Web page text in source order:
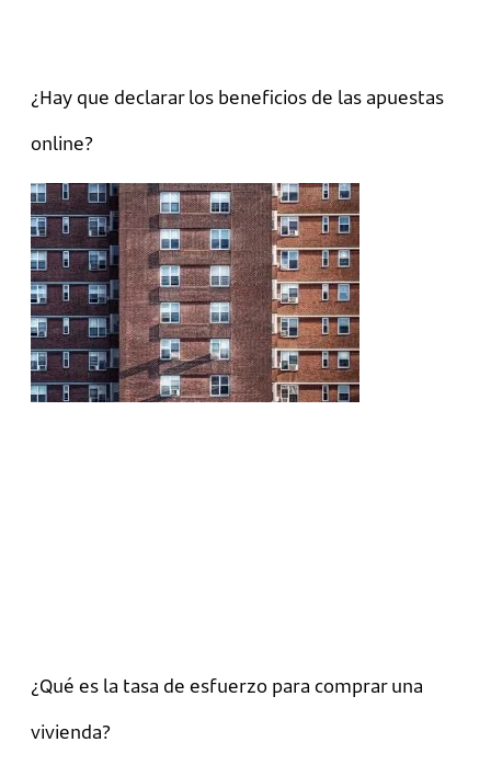
¿Hay que declarar los beneficios de las apuestas
online?
¿Qué es la tasa de esfuerzo para comprar una
vivienda?